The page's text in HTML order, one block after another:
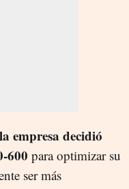
la empresa decidió
600 para optimizar su
ser más